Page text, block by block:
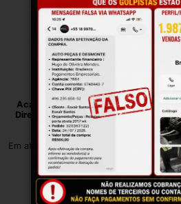
Acabamento Coluna Central
Direita Fox Espacefox 2018 A
2022 Preto
R$97,00
Em até 12x de R$ 9,83 no cartão